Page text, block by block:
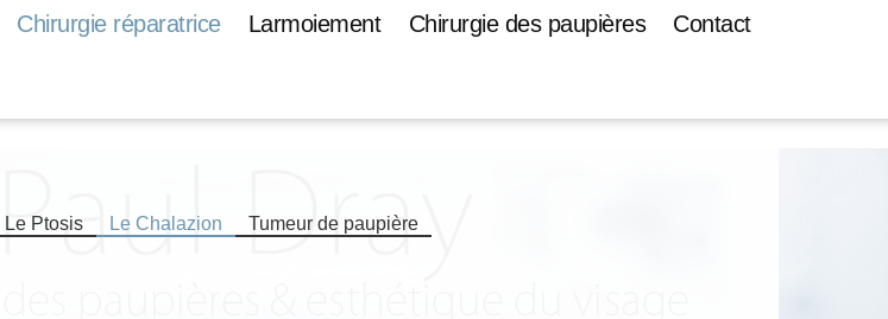
Chirurgie réparatrice Larmoiement Chirurgie des paupières Contact
Le Ptosis Le Chalazion Tumeur de paupière